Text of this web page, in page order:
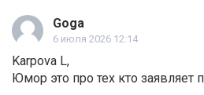
Goga
6 июля 2026 12:14
Karpova L,
Юмор это про тех кто заявляет